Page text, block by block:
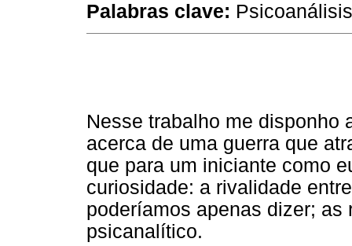
Palabras clave:
Nesse trabalho me disponho
acerca de uma guerra que
que para um iniciante como
curiosidade: a rivalidade
poderíamos apenas dizer;
psicanalítico.